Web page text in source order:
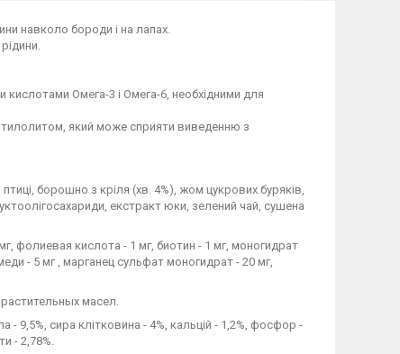
навколо бороди і на лапах.
Омега-3 і Омега-6, необхідними для
який може сприяти виведенню з
борошно з кріля (хв. 4%), жом цукрових буряків,
екстракт юки, зелений чай, сушена
фолиевая кислота - 1 мг, биотин - 1 мг, моногидрат
- 5 мг , марганец сульфат моногидрат - 20 мг,
масел.
- 9,5%, сира клітковина - 4%, кальцій - 1,2%, фосфор -
- 2,78%.